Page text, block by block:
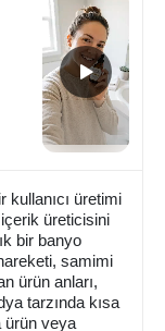
üretimi
üreticisini
bir banyo
samimi
ürün anları,
tarzında kısa
ürün veya